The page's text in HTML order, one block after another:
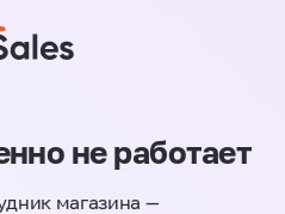
не работает
магазина —